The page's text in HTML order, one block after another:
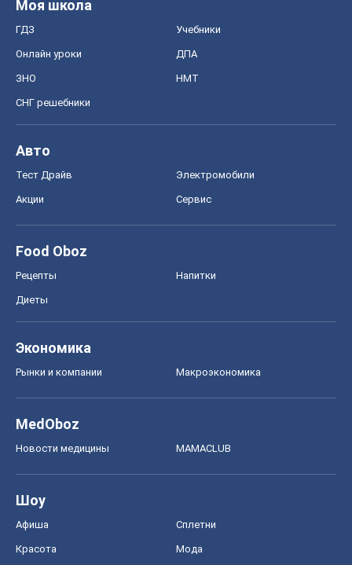
Моя школа
ГДЗ Учебники
Онлайн уроки ДПА
ЗНО НМТ
СНГ решебники
Авто
Тест Драйв Электромобили
Акции Сервис
Food Oboz
Рецепты Напитки
Диеты
Экономика
Рынки и компании Mакроэкономика
MedOboz
Новости медицины MAMACLUB
Шоу
Афиша Сплетни
Красота Мода